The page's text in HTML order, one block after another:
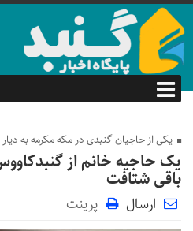
یکی از حاجیان گنبدی در مکه مکرمه به
یک حاجیه خانم از
باقی شتافت
ارسال پرینت